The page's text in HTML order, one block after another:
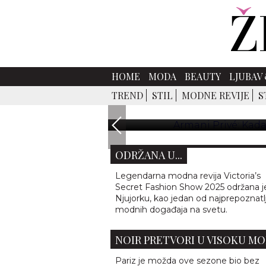
HOME MODA BEAUTY
TREND
STIL MODNE REVIJE
ARMANI PRIVÉ: KADA
Pariz je možda ove sezone
Armanija bio je svuda – u
VICTORIA’S SECRET FASHION
SHOW 2025: LEGENDARNA
ODRŽANA U...
Legendarna modna revija Victoria’s
Secret Fashion Show 2025 održana
Njujorku, kao jedan od
modnih događaja na svetu.
NOIR PRETVORI U VISOKU
Pariz je možda ove sezone bio bez